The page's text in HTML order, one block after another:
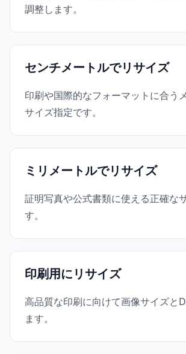
調整します。
センチメートルでリサイズ
印刷や国際的なフォーマットに合う
サイズ指定です。
ミリメートルでリサイズ
証明写真や公式書類に使える正確な
す。
印刷用にリサイズ
高品質な印刷に向けて画像サイズと
ます。